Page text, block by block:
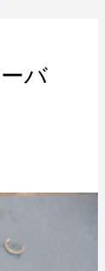
カ
バ